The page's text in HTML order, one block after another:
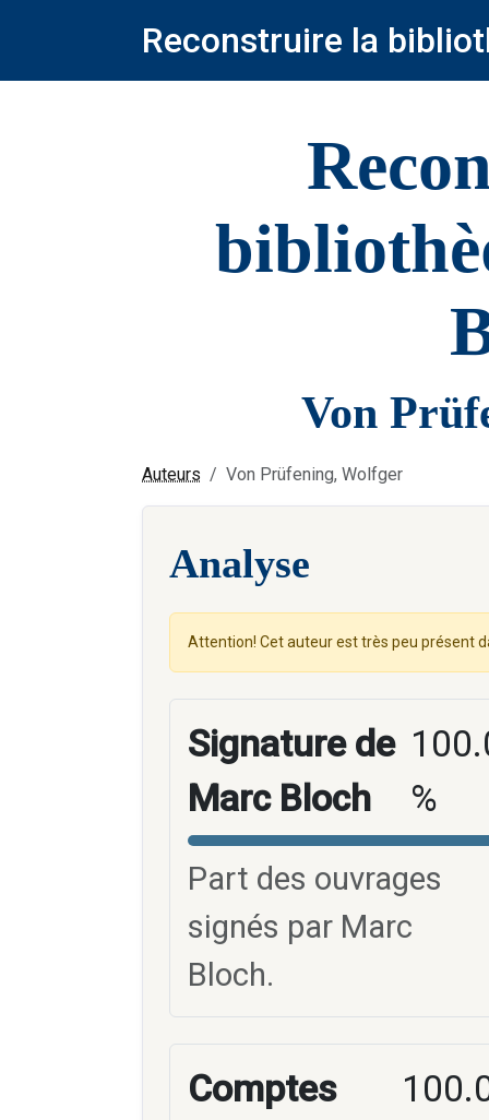
Reconstruire la
Von
Auteurs Von Prüfening, Wolfger
Analyse
Attention! Cet auteur est très peu présent
Signature de
Marc Bloch
%
Part des ouvrages
signés par Marc
Bloch.
Comptes